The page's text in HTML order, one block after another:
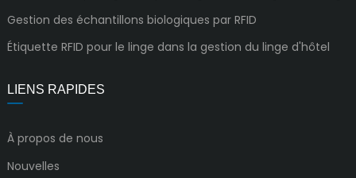
Gestion des échantillons biologiques par RFID
Étiquette RFID pour le linge dans la gestion du linge d'hôtel
LIENS RAPIDES
À propos de nous
Nouvelles